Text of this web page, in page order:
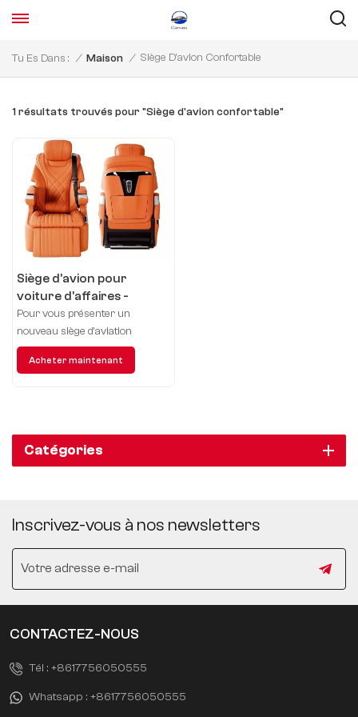
Tu Es Dans : / Maison / Siège D'avion Confortable
1 résultats trouvés pour "Siège d'avion confortable"
Siège d'avion pour
voiture d'affaires -
Skylon
Pour vous présenter un
nouveau siège d'aviation
automobile, rendez votre
expérience de conduite
Acheter maintenant
Catégories
Inscrivez-vous à nos newsletters
CONTACTEZ-NOUS
Tél : +8617756050555
Whatsapp : +8617756050555